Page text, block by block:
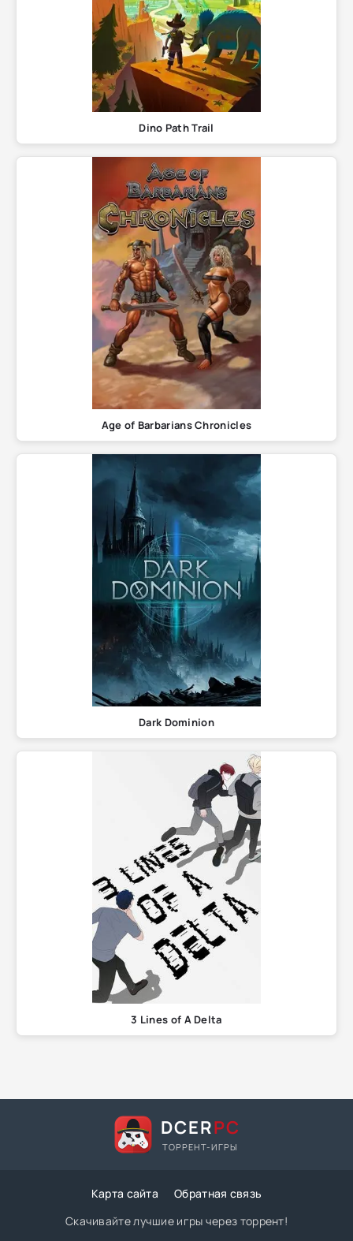
Dino Path Trail
Age of Barbarians Chronicles
Dark Dominion
3 Lines of A Delta
DCERPC
ТОРРЕНТ-ИГРЫ
Карта сайта
Обратная связь
Скачивайте лучшие игры через торрент!